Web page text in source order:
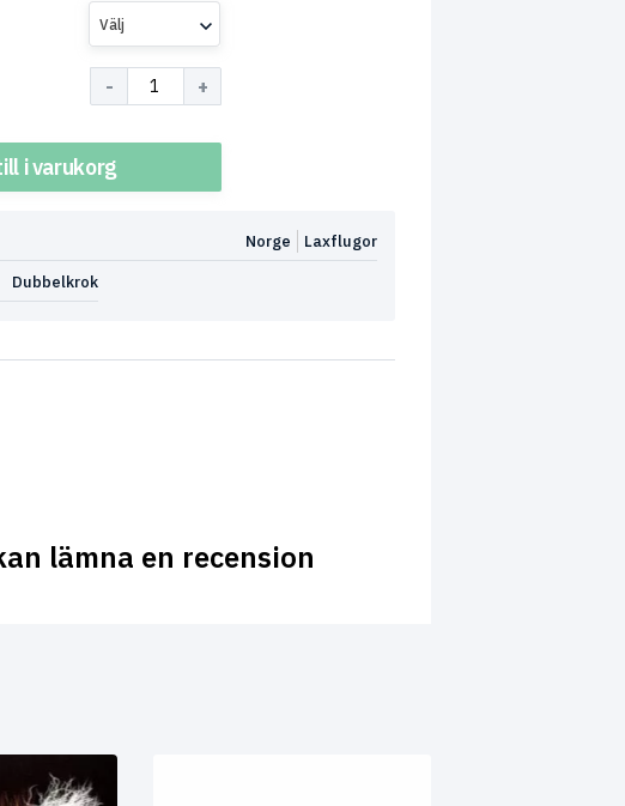
Välj
i varukorg
Laxflugor
Norge
Dubbelkrok
lämna en recension